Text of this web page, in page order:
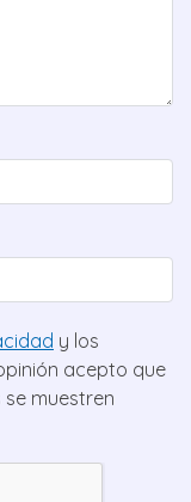
y los
acepto que
muestren